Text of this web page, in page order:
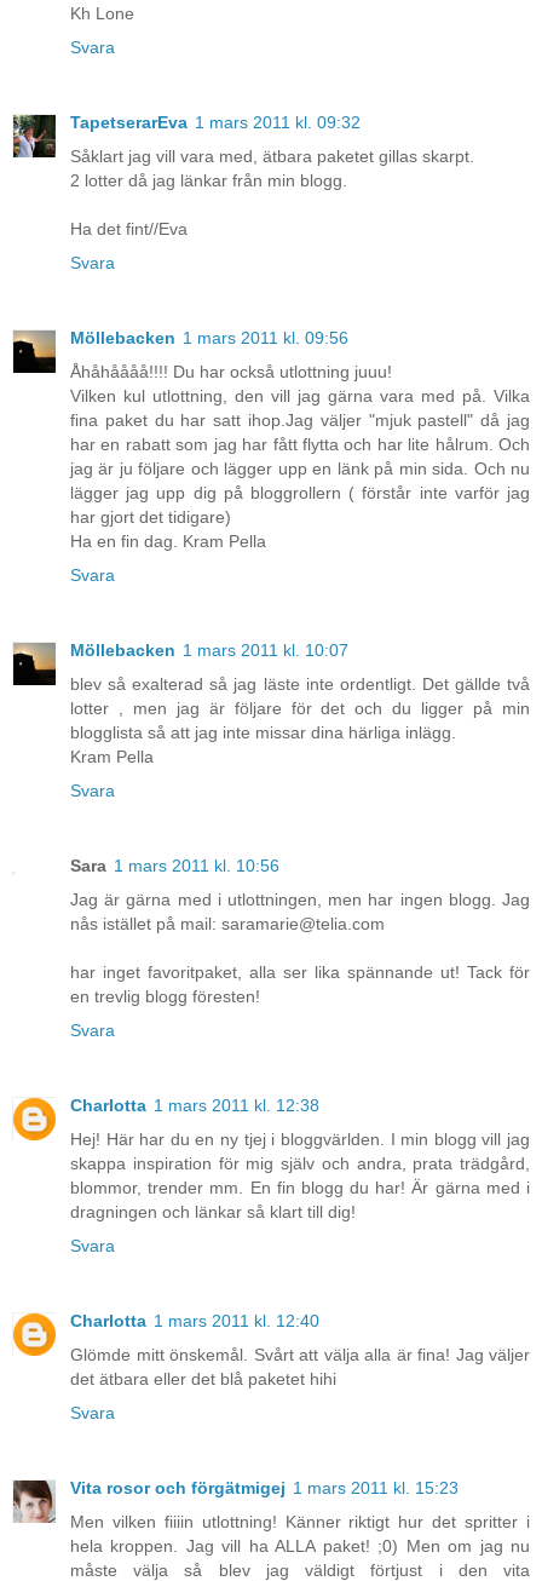
Kh Lone
Svara
TapetserarEva 1 mars 2011 kl. 09:32
Såklart jag vill vara med, ätbara paketet gillas skarpt.
2 lotter då jag länkar från min blogg.
Ha det fint//Eva
Svara
Möllebacken 1 mars 2011 kl. 09:56
Åhåhåååå!!!! Du har också utlottning juuu!
Vilken kul utlottning, den vill jag gärna vara med på. Vilka
fina paket du har satt ihop.Jag väljer "mjuk pastell" då jag
har en rabatt som jag har fått flytta och har lite hålrum. Och
jag är ju följare och lägger upp en länk på min sida. Och nu
lägger jag upp dig på bloggrollern ( förstår inte varför jag
har gjort det tidigare)
Ha en fin dag. Kram Pella
Svara
Möllebacken 1 mars 2011 kl. 10:07
blev så exalterad så jag läste inte ordentligt. Det gällde två
lotter , men jag är följare för det och du ligger på min
blogglista så att jag inte missar dina härliga inlägg.
Kram Pella
Svara
Sara 1 mars 2011 kl. 10:56
Jag är gärna med i utlottningen, men har ingen blogg. Jag
nås istället på mail: saramarie@telia.com
har inget favoritpaket, alla ser lika spännande ut! Tack för
en trevlig blogg föresten!
Svara
Charlotta 1 mars 2011 kl. 12:38
Hej! Här har du en ny tjej i bloggvärlden. I min blogg vill jag
skappa inspiration för mig själv och andra, prata trädgård,
blommor, trender mm. En fin blogg du har! Är gärna med i
dragningen och länkar så klart till dig!
Svara
Charlotta 1 mars 2011 kl. 12:40
Glömde mitt önskemål. Svårt att välja alla är fina! Jag väljer
det ätbara eller det blå paketet hihi
Svara
Vita rosor och förgätmigej 1 mars 2011 kl. 15:23
Men vilken fiiiin utlottning! Känner riktigt hur det spritter i
hela kroppen. Jag vill ha ALLA paket! ;0) Men om jag nu
måste välja så blev jag väldigt förtjust i den vita